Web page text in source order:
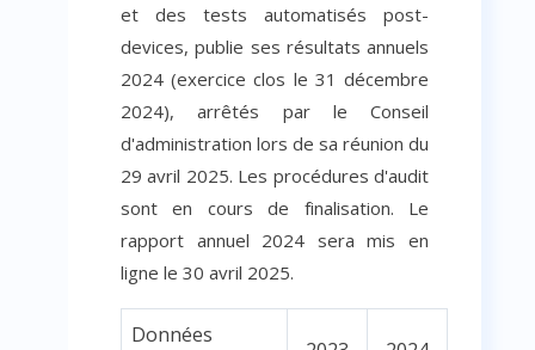
et des tests automatisés post-
devices, publie ses résultats annuels
2024 (exercice clos le 31 décembre
2024), arrêtés par le Conseil
d'administration lors de sa réunion du
29 avril 2025. Les procédures d'audit
sont en cours de finalisation. Le
rapport annuel 2024 sera mis en
ligne le 30 avril 2025.
Données